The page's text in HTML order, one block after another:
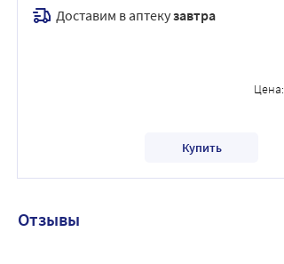
Доставим в аптекузавтра
Цена:
Купить
Отзывы